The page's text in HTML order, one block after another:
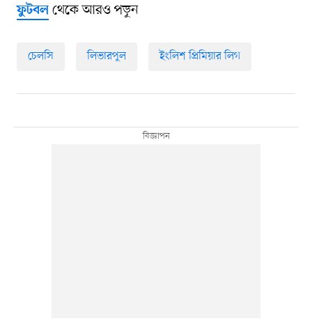
ফুটবলথেকে আরও পড়ুন
চেলসি লিভারপুল ইংলিশ প্রিমিয়ার লিগ